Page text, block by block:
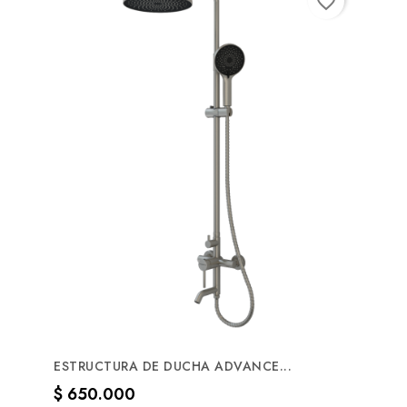
ESTRUCTURA DE DUCHA ADVANCE...
Precio
$ 650.000